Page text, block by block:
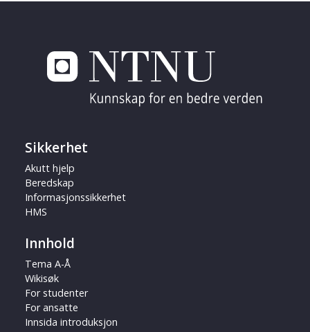
Sikkerhet
Akutt hjelp
Beredskap
Informasjonssikkerhet
HMS
Innhold
Tema A-Å
Wikisøk
For studenter
For ansatte
Innsida introduksjon